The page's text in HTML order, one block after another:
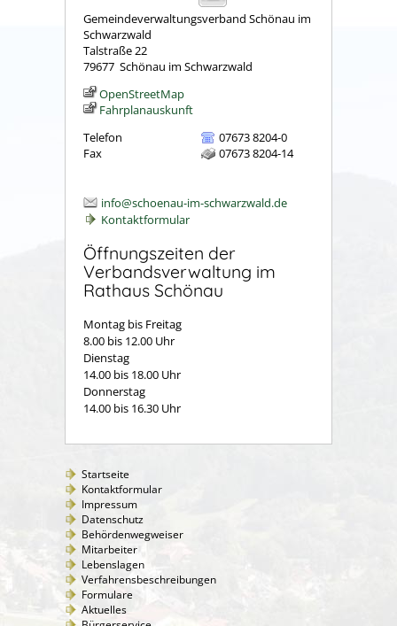
Gemeindeverwaltungsverband Schönau im
Schwarzwald
Talstraße 22
79677 Schönau im Schwarzwald
OpenStreetMap
Fahrplanauskunft
Telefon
07673 8204-0
Fax
07673 8204-14
info@schoenau-im-schwarzwald.de
Kontaktformular
Öffnungszeiten der
Verbandsverwaltung im
Rathaus Schönau
Montag bis Freitag
8.00 bis 12.00 Uhr
Dienstag
14.00 bis 18.00 Uhr
Donnerstag
14.00 bis 16.30 Uhr
Startseite
Kontaktformular
Impressum
Datenschutz
Behördenwegweiser
Mitarbeiter
Lebenslagen
Verfahrensbeschreibungen
Formulare
Aktuelles